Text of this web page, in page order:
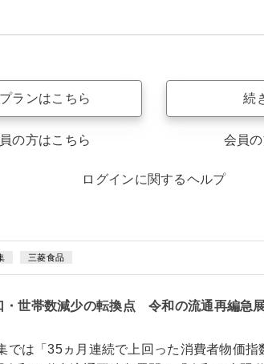
ランはこちら
の方はこちら
続
会員
ログインに関するヘルプ
三菱食品
世帯数減少の転換点 令和の流通再編急
は「35ヵ月連続で上回った消費者物価指